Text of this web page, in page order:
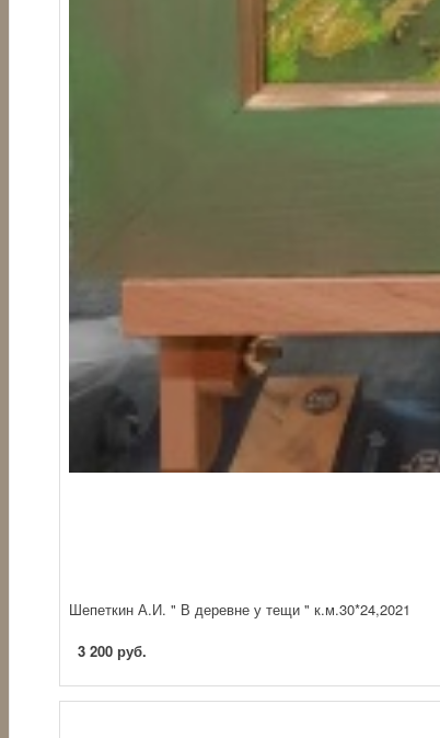
Шепеткин А.И. " В деревне у тещи " к.м.30*24,2021
3 200 руб.